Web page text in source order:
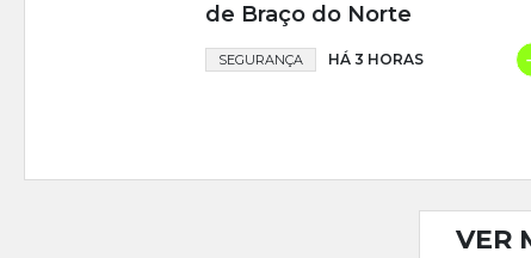
de Braço do Norte
SEGURANÇA HÁ 3 HORAS
VER